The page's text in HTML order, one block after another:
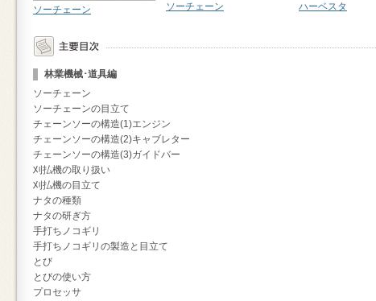
ソーチェーン ソーチェーン ハーベスタ
林業機械･道具編
ソーチェーン
ソーチェーンの目立て
チェーンソーの構造(1)エンジン
チェーンソーの構造(2)キャブレター
チェーンソーの構造(3)ガイドバー
刈払機の取り扱い
刈払機の目立て
ナタの種類
ナタの研ぎ方
手打ちノコギリ
手打ちノコギリの製造と目立て
とび
とびの使い方
プロセッサ